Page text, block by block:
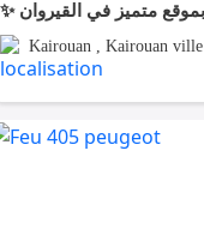
Kairouan , Kairouan ville